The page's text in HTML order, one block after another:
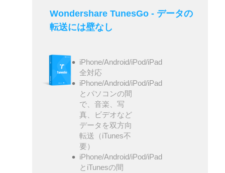
Wondershare TunesGo - データの
転送には壁なし
iPhone/Android/iPod/iPad
全対応
iPhone/Android/iPod/iPad
とパソコンの間
で、音楽、写
真、ビデオなど
データを双方向
転送（iTunes不
要）
iPhone/Android/iPod/iPad
とiTunesの間